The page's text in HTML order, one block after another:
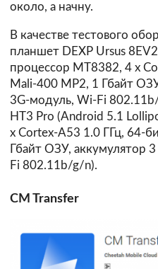
около, а начну.
В качестве тестового
планшет DEXP Ursus
процессор MT8382, 4 x
Mali-400 MP2, 1 Гбайт
3G-модуль, Wi-Fi
HT3 Pro (Android 5.1
x Cortex-A53 1.0 ГГц, 64-
Гбайт ОЗУ, аккумулятор
Fi 802.11b/g/n).
CM Transfer